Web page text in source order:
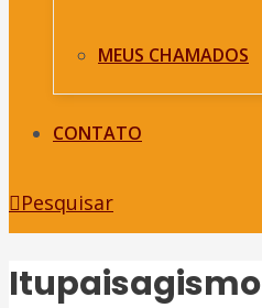
MEUS CHAMADOS
CONTATO
Pesquisar
Itupaisagismo